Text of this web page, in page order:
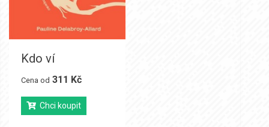
Kdo ví
Cena od 311 Kč
Chci koupit